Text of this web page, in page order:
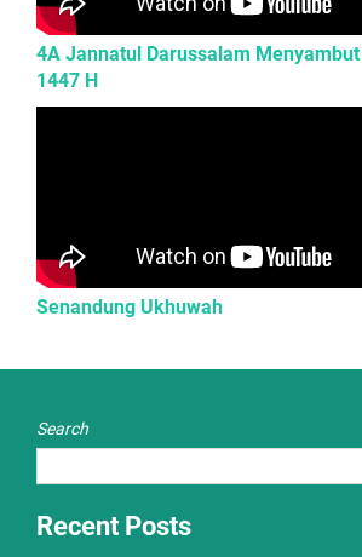
4A Jannatul Darussalam
1447 H
Senandung Ukhuwah
Search
Recent Posts